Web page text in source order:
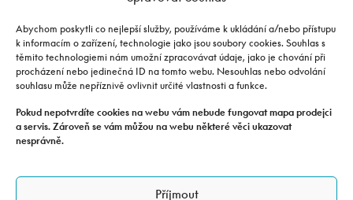
Abychom poskytli co nejlepší služby, používáme k ukládání a/nebo přístupu
k informacím o zařízení, technologie jako jsou soubory cookies. Souhlas s
těmito technologiemi nám umožní zpracovávat údaje, jako je chování při
procházení nebo jedinečná ID na tomto webu. Nesouhlas nebo odvolání
souhlasu může nepříznivě ovlivnit určité vlastnosti a funkce.
Pokud nepotvrdíte cookies na webu vám nebude fungovat mapa prodejci
a servis. Zároveň se vám můžou na webu některé věci ukazovat
nesprávně.
Příjmout
Team
Fotografie mají pouze ilustrativní charakter. Výbava, barevné
kombinace apod. se mohou lišit. Pro upřesnění kontaktujte svého
prodejce. | Veškeré zobrazené informace mají pouze informativní
charakter a nejsou nabídkou ve smyslu ustanovení §1732 odst. 2
zákona č. 89/2012 Sb., občanského zákoníku.
JOURNEYMAN CZ s.r.o. | Podjavorinské 1606/16, Chodov, 149 00